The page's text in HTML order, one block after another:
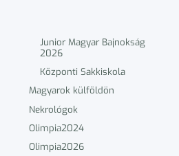
Junior Magyar Bajnokság
2026
Központi Sakkiskola
Magyarok külföldön
Nekrológok
Olimpia2024
Olimpia2026